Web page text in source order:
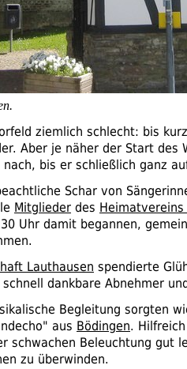
ziemlich schlecht: bis
Aber je näher der Start des
bis er schließlich ganz
Schar von
Mitglieder des Heimatvereins
Uhr damit begannen,
Lauthausen spendierte
dankbare Abnehmer
Begleitung sorgten
aus Bödingen.
schwachen Beleuchtung gut
zu überwinden.